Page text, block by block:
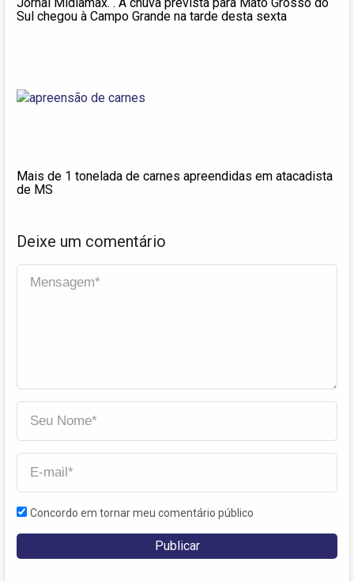
Sul chegou à Campo Grande na tarde desta sexta
Mais de 1 tonelada de carnes apreendidas em atacadista
de MS
Deixe um comentário
Concordo em tornar meu comentário público